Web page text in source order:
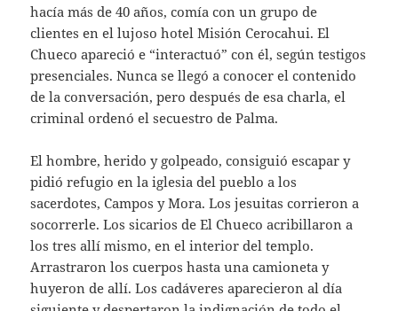
hacía más de 40 años, comía con un grupo de
clientes en el lujoso hotel Misión Cerocahui. El
Chueco apareció e “interactuó” con él, según testigos
presenciales. Nunca se llegó a conocer el contenido
de la conversación, pero después de esa charla, el
criminal ordenó el secuestro de Palma.
El hombre, herido y golpeado, consiguió escapar y
pidió refugio en la iglesia del pueblo a los
sacerdotes, Campos y Mora. Los jesuitas corrieron a
socorrerle. Los sicarios de El Chueco acribillaron a
los tres allí mismo, en el interior del templo.
Arrastraron los cuerpos hasta una camioneta y
huyeron de allí. Los cadáveres aparecieron al día